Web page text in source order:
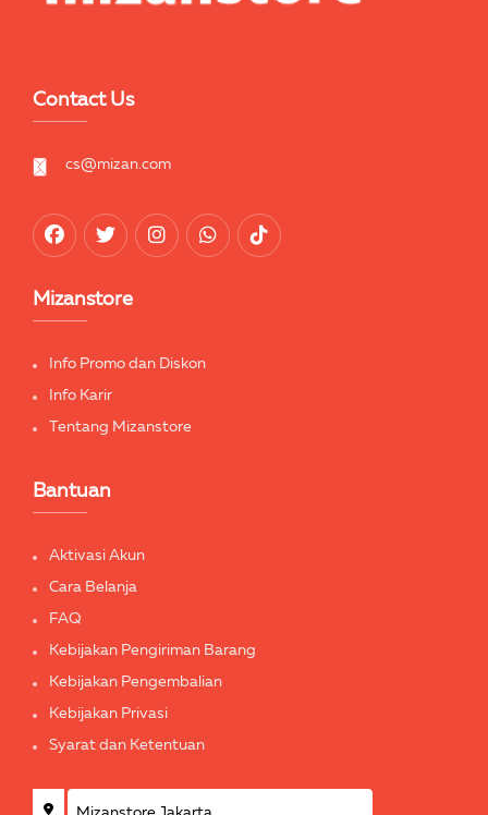
Contact Us
cs@mizan.com
Mizanstore
Info Promo dan Diskon
Info Karir
Tentang Mizanstore
Bantuan
Aktivasi Akun
Cara Belanja
FAQ
Kebijakan Pengiriman Barang
Kebijakan Pengembalian
Kebijakan Privasi
Syarat dan Ketentuan